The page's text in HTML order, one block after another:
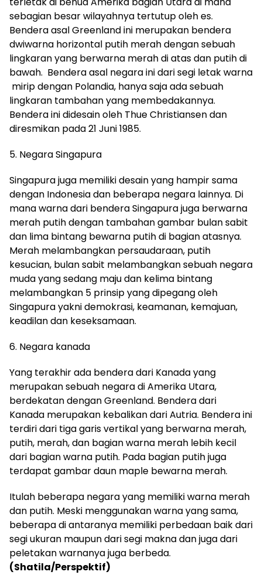
sebagian besar wilayahnya tertutup oleh es.
Bendera asalGreenlandini merupakan bendera
dwiwarna horizontal putih merah dengan sebuah
lingkaran yang berwarna merah diatas dan putih di
bawah. Bendera asal negaraini dari segi letak warna
mirip dengan Polandia, hanya saja ada sebuah
lingkaran tambahan yang membedakannya.
Bendera ini didesain oleh ThueChristiansendan
diresmikan pada 21 Juni 1985.
5. NegaraSingapura
Singapurajuga memiliki desain yang hampir sama
dengan Indonesiadan beberapa negara lainnya. Di
mana warna dari benderaSingapurajuga berwarna
merah putih dengan tambahan gambar bulan sabit
dan lima bintang bewarna putih di bagian atasnya.
Merah melambangkan persaudaraan, putih
kesucian, bulan sabit melambangkan sebuah negara
muda yang sedang maju dan kelima bintang
melambangkan 5 prinsip yang dipegang oleh
Singapurayaknidemokrasi, keamanan, kemajuan,
keadilan dan keseksamaan.
6. Negara kanada
Yang terakhir ada benderadari Kanada yang
merupakan sebuah negara di Amerika Utara,
berdekatan denganGreenland. Bendera dari
Kanada merupakan kebalikan dariAutria. Bendera ini
terdiri dari tiga garis vertikal yang berwarna merah,
putih, merah,dan bagian warna merah lebih kecil
dari bagian warna putih. Pada bagian putih juga
terdapat gambar daun maple bewarna merah.
Itulah beberapa negara yang memiliki warna merah
dan putih. Meski menggunakan warna yang sama,
beberapa diantaranya memiliki perbedaan baik dari
segi ukuran maupun dari segi makna dan juga dari
peletakan warnanya juga berbeda.
(Shatila/Perspektif)